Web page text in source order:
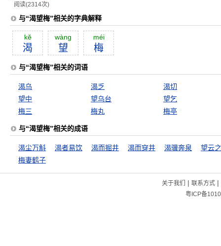
阅读(2314次)
与“渴望梅”相关的字典解释
kĕ
渴
wàng
望
méi
梅
与“渴望梅”相关的词语
渴乌 渴乏
渴切
望中
望乌台
望乞
梅三
梅丸 梅亭
与“渴望梅”相关的成语
渴尘万斛 渴者易饮 渴而掘井 渴而穿井 渴骥奔泉
望云
梅妻鹤子
关于我们 | 联系方式|
粤ICP备